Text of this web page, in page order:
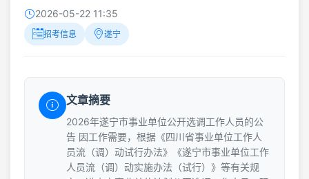
2026-05-22 11:35
招考信息 遂宁
文章摘要
2026年遂宁市事业单位公开选调工作人员的公
告 因工作需要，根据《四川省事业单位工作人
员流（调）动试行办法》《遂宁市事业单位工作
人员流（调）动实施办法（试行）》等有关规